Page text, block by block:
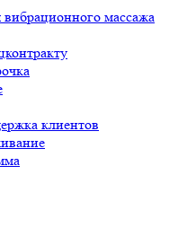
вибрационного массажа
клиентов